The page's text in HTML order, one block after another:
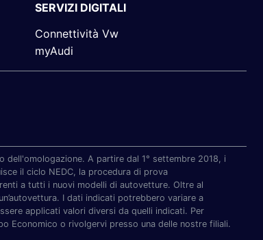
SERVIZI DIGITALI
Connettività Vw
myAudi
dell'omologazione. A partire dal 1° settembre 2018, i
il ciclo NEDC, la procedura di prova
a tutti i nuovi modelli di autovetture. Oltre al
I dati indicati potrebbero variare a
applicati valori diversi da quelli indicati. Per
Economico o rivolgervi presso una delle nostre filiali.